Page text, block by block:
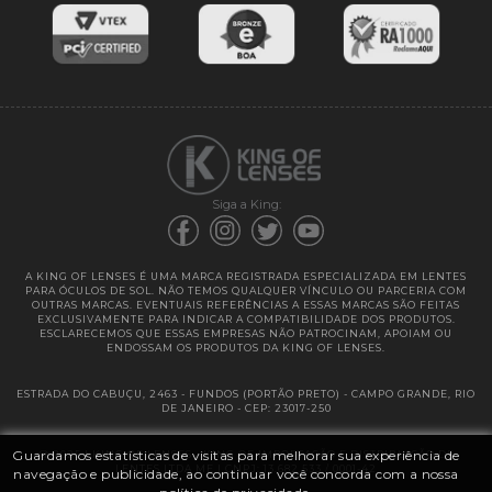
Guardamos estatísticas de visitas para melhorar sua experiência de
navegação e publicidade, ao continuar você concorda com a nossa
Entregas
Siga a King:
A KING OF LENSES É UMA MARCA REGISTRADA ESPECIALIZADA EM LENTES
PARA ÓCULOS DE SOL. NÃO TEMOS QUALQUER VÍNCULO OU PARCERIA COM
OUTRAS MARCAS. EVENTUAIS REFERÊNCIAS A ESSAS MARCAS SÃO FEITAS
EXCLUSIVAMENTE PARA INDICAR A COMPATIBILIDADE DOS PRODUTOS.
ESCLARECEMOS QUE ESSAS EMPRESAS NÃO PATROCINAM, APOIAM OU
ENDOSSAM OS PRODUTOS DA KING OF LENSES.
ESTRADA DO CABUÇU, 2463 - FUNDOS (PORTÃO PRETO) - CAMPO GRANDE, RIO
DE JANEIRO - CEP: 23017-250
@ 2025 | KING OF LENSES - KING OF IMPORTAÇÃO E DISTRIBUIÇÃO DE
LENTES LTDA ME | CNPJ: 13.682.533 / 0001-42